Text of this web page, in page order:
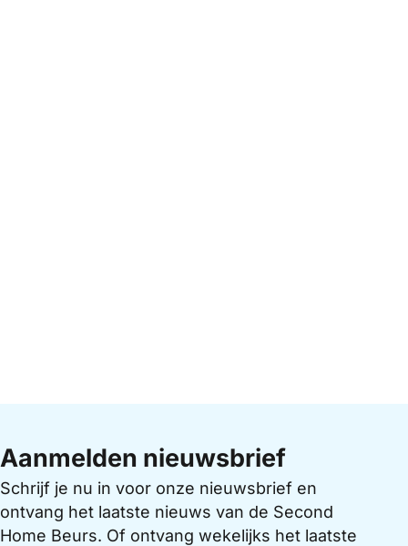
Aanmelden nieuwsbrief
Schrijf je nu in voor onze nieuwsbrief en
ontvang het laatste nieuws van de Second
Home Beurs. Of ontvang wekelijks het laatste